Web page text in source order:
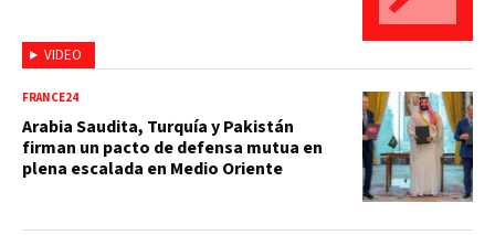
VIDEO
FRANCE24
Arabia Saudita, Turquía y Pakistán
firman un pacto de defensa mutua en
plena escalada en Medio Oriente